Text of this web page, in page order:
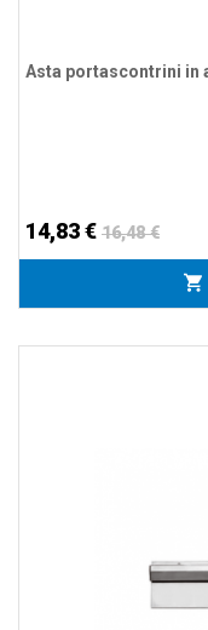
Asta portascontrini in
14,83 € 16,48 €